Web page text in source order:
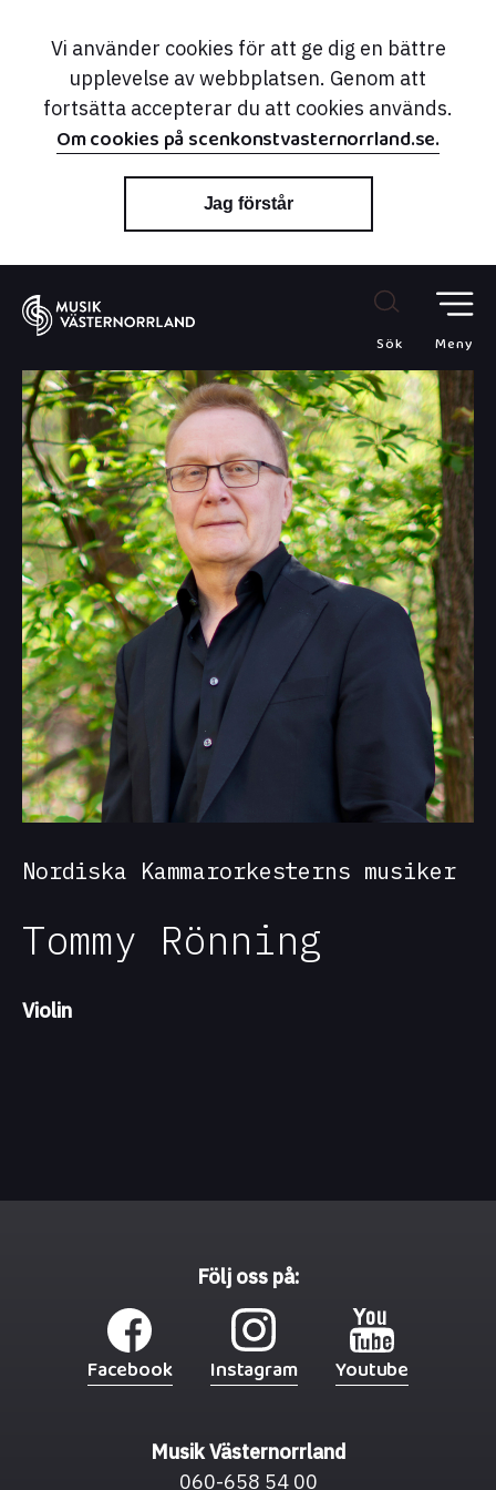
Vi använder cookies för att ge dig en bättre
upplevelse av webbplatsen. Genom att
fortsätta accepterar du att cookies används.
Om cookies på scenkonstvasternorrland.se.
Jag förstår
Sök Meny
Nordiska Kammarorkesterns musiker
Tommy Rönning
Violin
Musik Västernorrland
060-658 54 00
Följ oss på:
Facebook Instagram Youtube